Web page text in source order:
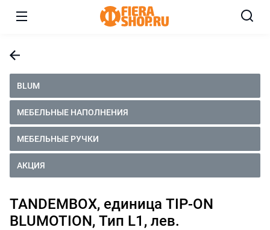
BLUM
МЕБЕЛЬНЫЕ НАПОЛНЕНИЯ
МЕБЕЛЬНЫЕ РУЧКИ
АКЦИЯ
TANDEMBOX, единица TIP-ON
BLUMOTION, Тип L1, лев.